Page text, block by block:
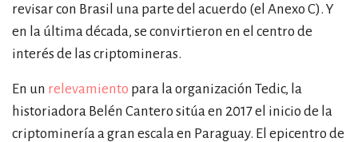
revisar con Brasil una parte del acuerdo (el Anexo C). Y
en la última década, se convirtieron en el centro de
interés de las criptomineras.
En un relevamiento para la organización Tedic, la
historiadora Belén Cantero sitúa en 2017 el inicio de la
criptominería a gran escala en Paraguay. El epicentro de